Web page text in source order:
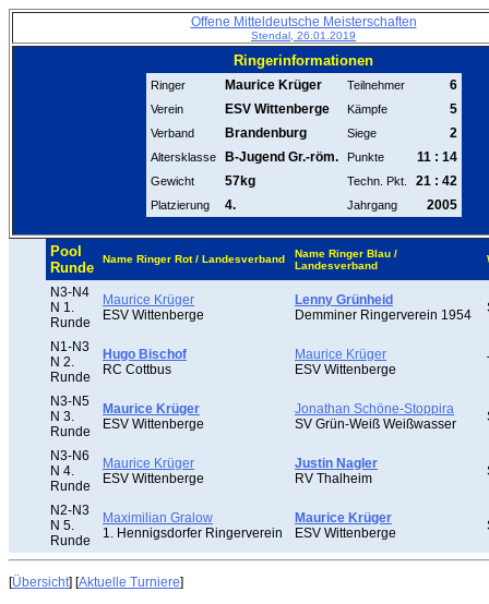
Offene Mitteldeutsche Meisterschaften
Stendal, 26.01.2019
Ringerinformationen
Ringer Maurice Krüger Teilnehmer 6
Verein ESV Wittenberge Kämpfe 5
Verband Brandenburg Siege 2
Altersklasse B-Jugend Gr.-röm. Punkte 11 : 14
Gewicht 57kg Techn. Pkt. 21 : 42
Platzierung 4. Jahrgang 2005
Pool
Runde
Name Ringer Rot / Landesverband
Name Ringer Blau /
Landesverband
N3-N4
N 1.
Runde
Maurice Krüger
ESV Wittenberge
Lenny Grünheid
Demminer Ringerverein 1954
N1-N3
N 2.
Runde
Hugo Bischof
RC Cottbus
Maurice Krüger
ESV Wittenberge
N3-N5
N 3.
Runde
Maurice Krüger
ESV Wittenberge
Jonathan Schöne-Stoppira
SV Grün-Weiß Weißwasser
N3-N6
N 4.
Runde
Maurice Krüger
ESV Wittenberge
Justin Nagler
RV Thalheim
N2-N3
N 5.
Runde
Maximilian Gralow
1. Hennigsdorfer Ringerverein
Maurice Krüger
ESV Wittenberge
[Übersicht] [Aktuelle Turniere]